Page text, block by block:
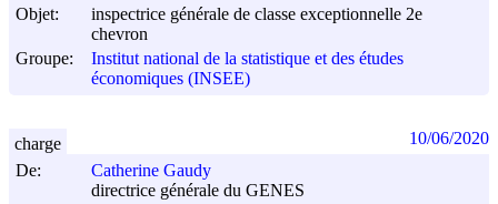
Objet:
inspectrice générale de classe exceptionnelle 2e
chevron
Groupe:
Institut national de la statistique et des études
économiques (INSEE)
De:
Catherine Gaudy
directrice générale du GENES
charge 10/06/2020